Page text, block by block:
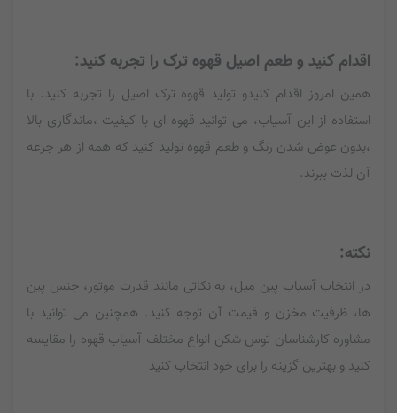
اقدام کنید و طعم اصیل قهوه ترک را تجربه کنید:
همین امروز اقدام کنیدو تولید قهوه ترک اصیل را تجربه کنید. با
استفاده از این آسیاب، می توانید قهوه ای با کیفیت ،ماندگاری بالا
،بدون عوض شدن رنگ و طعم قهوه تولید کنید که همه از هر جرعه
آن لذت ببرند.
نکته:
در انتخاب آسیاب پین میل، به نکاتی مانند قدرت موتور، جنس پین
ها، ظرفیت مخزن و قیمت آن توجه کنید. همچنین می توانید با
مشاوره کارشناسان توس شکن انواع مختلف آسیاب قهوه را مقایسه
کنید و بهترین گزینه را برای خود انتخاب کنید